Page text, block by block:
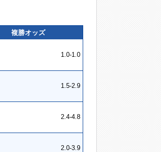
複勝オッズ
1.0-1.0
1.5-2.9
2.4-4.8
2.0-3.9